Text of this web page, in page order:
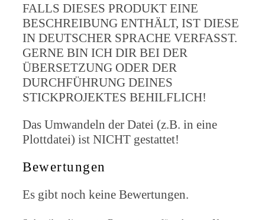
FALLS DIESES PRODUKT EINE
BESCHREIBUNG ENTHÄLT, IST DIESE
IN DEUTSCHER SPRACHE VERFASST.
GERNE BIN ICH DIR BEI DER
ÜBERSETZUNG ODER DER
DURCHFÜHRUNG DEINES
STICKPROJEKTES BEHILFLICH!
Das Umwandeln der Datei (z.B. in eine
Plottdatei) ist NICHT gestattet!
Bewertungen
Es gibt noch keine Bewertungen.